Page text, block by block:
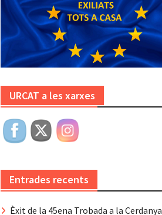
URCAT a les xarxes
Entrades recents
Èxit de la 45ena Trobada a la Cerdanya